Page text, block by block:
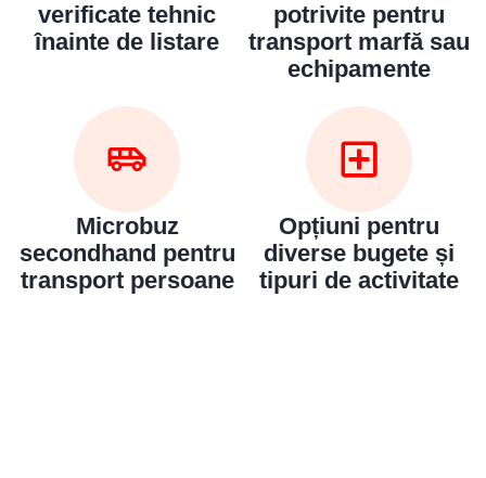
verificate tehnic
înainte de listare
potrivite pentru
transport marfă sau
echipamente
Microbuz
secondhand pentru
transport persoane
Opțiuni pentru
diverse bugete și
tipuri de activitate